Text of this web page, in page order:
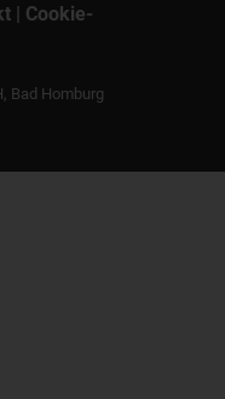
| Cookie-
Bad Homburg